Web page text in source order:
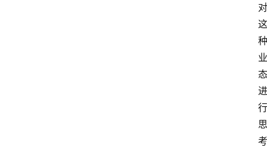
对
这
种
业
态
进
行
思
考